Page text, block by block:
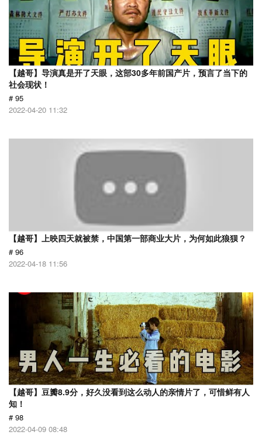
【越哥】导演真是开了天眼，这部30多年前国产片，预言了当下的
社会现状！
# 95
2022-04-20 11:32
【越哥】上映四天就被禁，中国第一部商业大片，为何如此狼狈？
# 96
2022-04-18 11:56
【越哥】豆瓣8.9分，好久没看到这么动人的亲情片了，可惜鲜有人
知！
# 98
2022-04-09 08:48